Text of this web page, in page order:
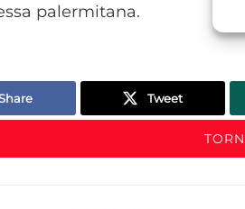
palermitana.
Tweet